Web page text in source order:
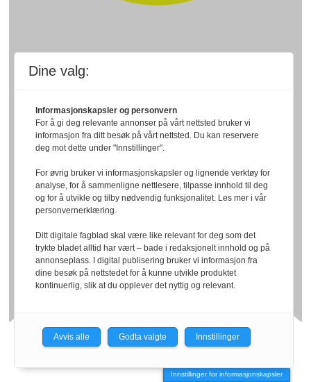
Innstillinger for informasjonskapsler
Dine valg:
Informasjonskapsler og personvern
For å gi deg relevante annonser på vårt nettsted bruker vi
informasjon fra ditt besøk på vårt nettsted. Du kan reservere
deg mot dette under "Innstillinger".
For øvrig bruker vi informasjonskapsler og lignende verktøy for
analyse, for å sammenligne nettlesere, tilpasse innhold til deg
og for å utvikle og tilby nødvendig funksjonalitet. Les mer i vår
personvernerklæring.
Ditt digitale fagblad skal være like relevant for deg som det
trykte bladet alltid har vært – bade i redaksjonelt innhold og på
annonseplass. I digital publisering bruker vi informasjon fra
dine besøk på nettstedet for å kunne utvikle produktet
kontinuerlig, slik at du opplever det nyttig og relevant.
Avvis alle Godta valgte Innstillinger